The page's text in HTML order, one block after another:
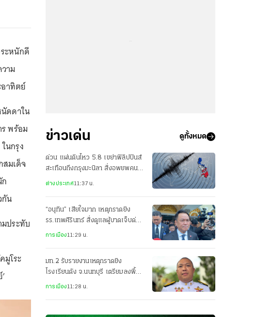
ะหนักดี
าม
าทิตย์
ดดาใน
พร้อม
นกรุง
สมเด็จ
น
ประทับ
มูโระ
ข่าวเด่น ดูทั้งหมด
ด่วน แผ่นดินไหว 5.8 เขย่าฟิลิปปินส์
สะเทือนถึงกรุงมะนิลา สั่งอพยพคนใน
อาคารราชการ
ต่างประเทศ11:37 น.
“อนุทิน” เสียใจมาก เหตุกราดยิง
รร.เทพศิรินทร์ สั่งดูแลผู้บาดเจ็บด่วน
การเมือง11:29 น.
มท.2 รับรายงานเหตุกราดยิง
โรงเรียนดัง จ.นนทบุรี เตรียมลงพื้นที่
หลังเหตุสงบ รอตรวจสอบที่มาอาวุธ
การเมือง11:28 น.